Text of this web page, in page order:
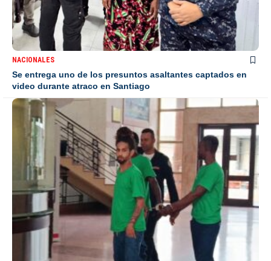
NACIONALES
Se entrega uno de los presuntos asaltantes captados en
video durante atraco en Santiago